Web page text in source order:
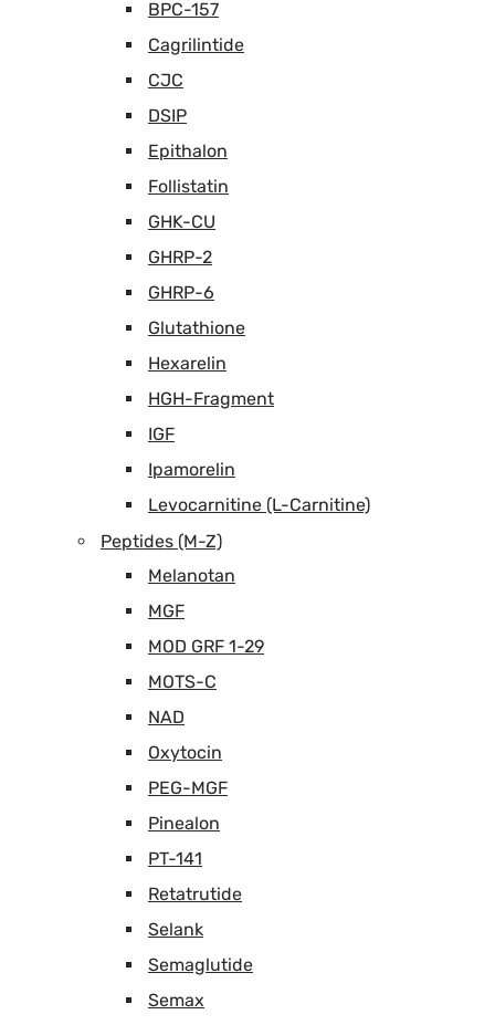
BPC-157
Cagrilintide
CJC
DSIP
Epithalon
Follistatin
GHK-CU
GHRP-2
GHRP-6
Glutathione
Hexarelin
HGH-Fragment
IGF
Ipamorelin
Levocarnitine (L-Carnitine)
Peptides (M-Z)
Melanotan
MGF
MOD GRF 1-29
MOTS-C
NAD
Oxytocin
PEG-MGF
Pinealon
PT-141
Retatrutide
Selank
Semaglutide
Semax